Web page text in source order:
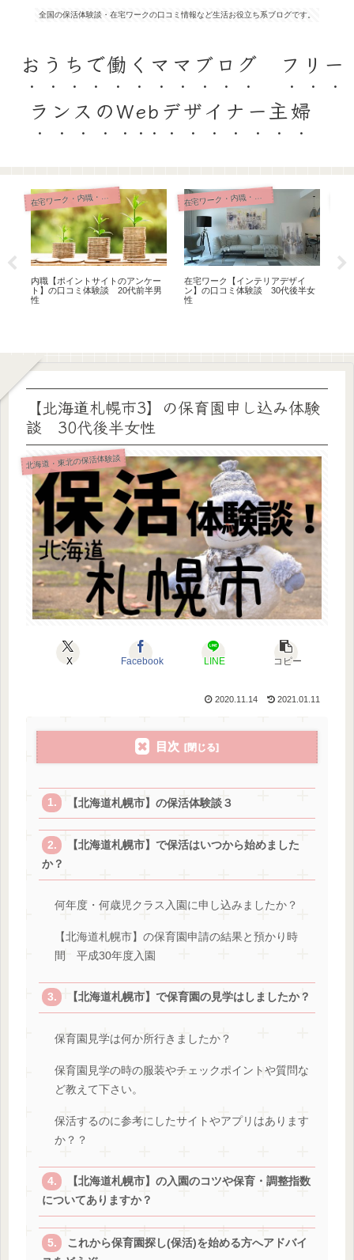
全国の保活体験談・在宅ワークの口コミ情報など生活お役立ち系ブログです。
おうちで働くママブログ フリー
ランスのWebデザイナー主婦
在 宅ワーク・内職・リモート
内職【ポイントサイトのアンケー
ト】の口コミ体験談 20代前半男
性
在 宅ワーク・内職・リモート
在宅ワーク【インテリアデザイ
ン】の口コミ体験談 30代後半女
性
【北海道札幌市3】の保育園申し込み体験
談 30代後半女性
北海道・東北の保活体験談
X Facebook LINE コピー
2020.11.14 2021.01.11
目次
【北海道札幌市】の保活体験談３
【北海道札幌市】で保活はいつから始めました
か？
何年度・何歳児クラス入園に申し込みましたか？
【北海道札幌市】の保育園申請の結果と預かり時
間 平成30年度入園
【北海道札幌市】で保育園の見学はしましたか？
保育園見学は何か所行きましたか？
保育園見学の時の服装やチェックポイントや質問な
ど教えて下さい。
保活するのに参考にしたサイトやアプリはあります
か？？
【北海道札幌市】の入園のコツや保育・調整指数
についてありますか？
これから保育園探し(保活)を始める方へアドバイ